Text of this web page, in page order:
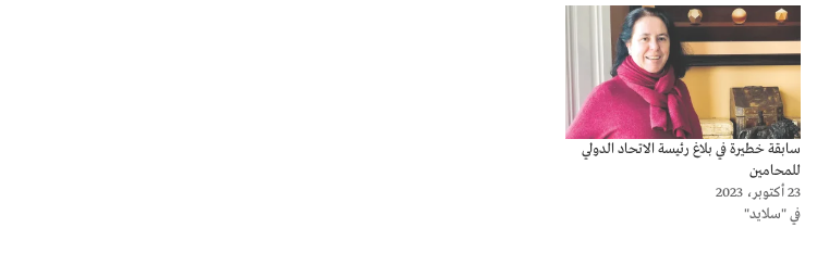
سابقة خطيرة في بلاغ رئيسة الاتحاد الدولي
للمحامين
23 أكتوبر، 2023
في "سلايد"